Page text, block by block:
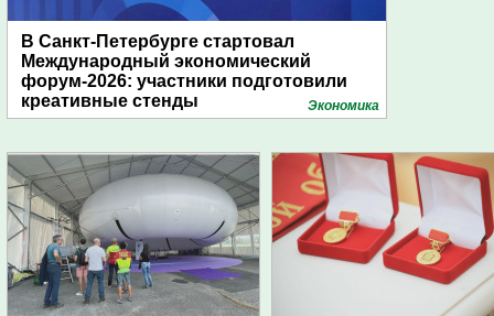
В Санкт-Петербурге стартовал
Международный экономический
форум-2026: участники подготовили
креативные стенды
Экономика